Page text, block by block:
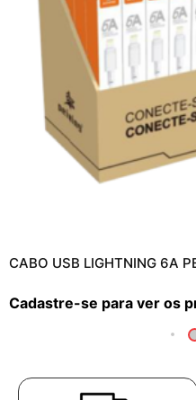
CABO USB LIGHTNING 6A
Cadastre-se para ver os